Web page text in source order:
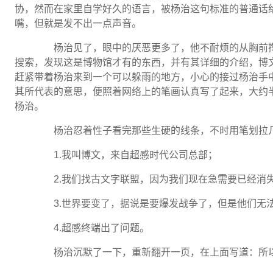
协，然而在家里自学好久的语言，被杨治这句标准的普通
嘴，但就是发不出一点声音。
杨治见了，眼中的厌恶更多了，他不耐烦的从胸前
搜索，发现这是博物馆才有的东西，并有其详细的介绍，
赶紧带着杨治来到一个可以躲雨的地方，小心的接过杨治
其所代表的意思，便照着网络上的笔画认真写了起来，大
杨治。
杨治忍着性子看完那些生硬的线条，不时用笔划拉
1.我叫博文，来自超感时代公司总部；
2.我们找古文字联盟，因为我们现在急需要已经消
3.世界要变了，据说是要爆发战争了，但是他们无
4.超感终端出了问题。
杨治沉默了一下，重新翻开一页，在上面写道：所